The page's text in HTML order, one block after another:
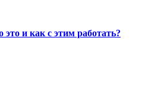
это и как с этим работать?